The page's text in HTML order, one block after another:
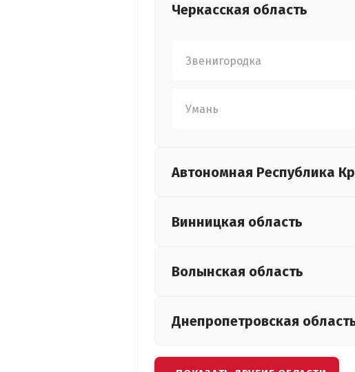
Черкасская область
Звенигородка
Умань
Автономная Республика
Винницкая область
Волынская область
Днепропетровская